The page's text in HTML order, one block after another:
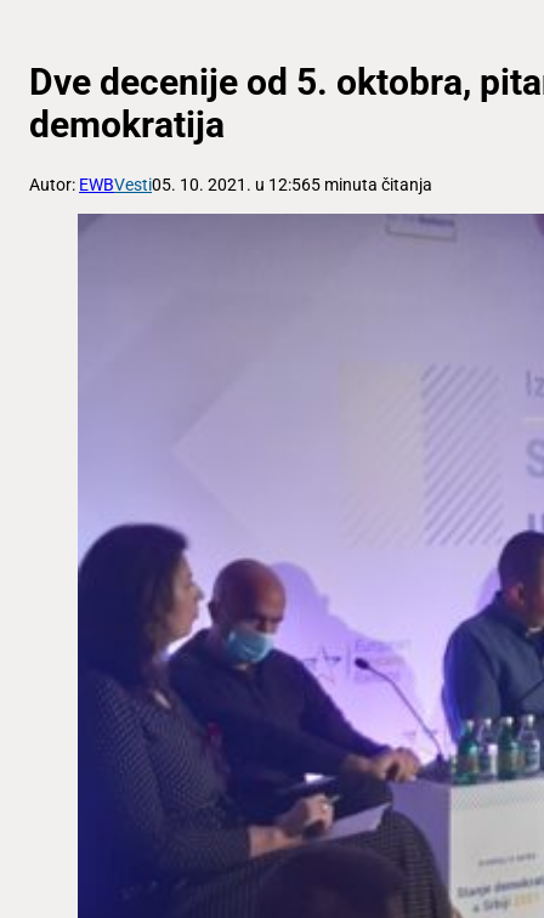
Dve decenije od 5. oktobra,
demokratija
Autor: EWBVesti05. 10. 2021. u 12:565 minuta čitanja